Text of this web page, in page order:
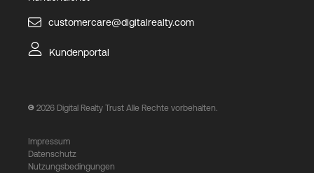
customercare@digitalrealty.com
Kundenportal
2026 Digital Realty Trust Alle Rechte vorbehalten.
Impressum
Datenschutz
Nutzungsbedingungen